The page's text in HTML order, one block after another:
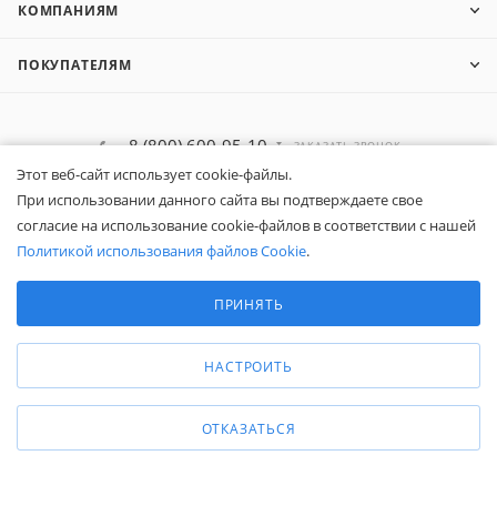
КОМПАНИЯМ
ПОКУПАТЕЛЯМ
8 (800) 600-95-10 ЗАКАЗАТЬ ЗВОНОК
zakaz@belapex.ru
г. Москва, ул. Промышленная, д. 11
Этот веб-сайт использует cookie-файлы.
При использовании данного сайта вы подтверждаете свое
согласие на использование cookie-файлов в соответствии с нашей
Политикой использования файлов Cookie.
Аналитические/Функциональные
ПРИНЯТЬ
НАСТРОИТЬ
ОТКАЗАТЬСЯ